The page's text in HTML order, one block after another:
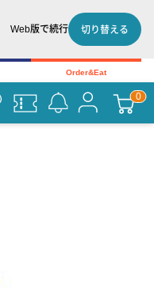
Web版で続行 切り替える
Order&Eat